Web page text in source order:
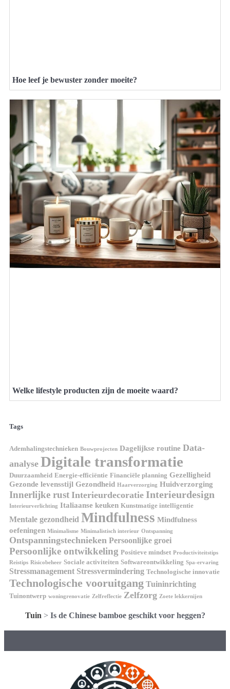
Hoe leef je bewuster zonder moeite?
Welke lifestyle producten zijn de moeite waard?
Tags
Ademhalingstechnieken Bouwprojecten Dagelijkse routine Data-
analyse Digitale transformatie
Duurzaamheid Energie-efficiëntie Financiële planning Gezelligheid
Gezonde levensstijl Gezondheid Haarverzorging Huidverzorging
Innerlijke rust Interieurdecoratie Interieurdesign
Interieurverlichting Italiaanse keuken Kunstmatige intelligentie
Mentale gezondheid Mindfulness Mindfulness
oefeningen Minimalisme Minimalistisch interieur Ontspanning
Ontspanningstechnieken Persoonlijke groei
Persoonlijke ontwikkeling Positieve mindset Productiviteitstips
Reistips Risicobeheer Sociale activiteiten Softwareontwikkeling Spa-ervaring
Stressmanagement Stressvermindering Technologische innovatie
Technologische vooruitgang Tuininrichting
Tuinontwerp woningrenovatie Zelfreflectie Zelfzorg Zoete lekkernijen
Tuin > Is de Chinese bamboe geschikt voor heggen?